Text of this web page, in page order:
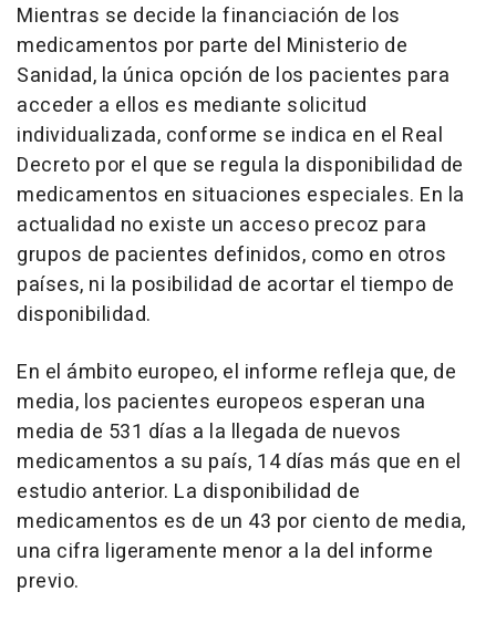
Mientras se decide la financiación de los
medicamentos por parte del Ministerio de
Sanidad, la única opción de los pacientes para
acceder a ellos es mediante solicitud
individualizada, conforme se indica en el Real
Decreto por el que se regula la disponibilidad de
medicamentos en situaciones especiales. En la
actualidad no existe un acceso precoz para
grupos de pacientes definidos, como en otros
países, ni la posibilidad de acortar el tiempo de
disponibilidad.
En el ámbito europeo, el informe refleja que, de
media, los pacientes europeos esperan una
media de 531 días a la llegada de nuevos
medicamentos a su país, 14 días más que en el
estudio anterior. La disponibilidad de
medicamentos es de un 43 por ciento de media,
una cifra ligeramente menor a la del informe
previo.